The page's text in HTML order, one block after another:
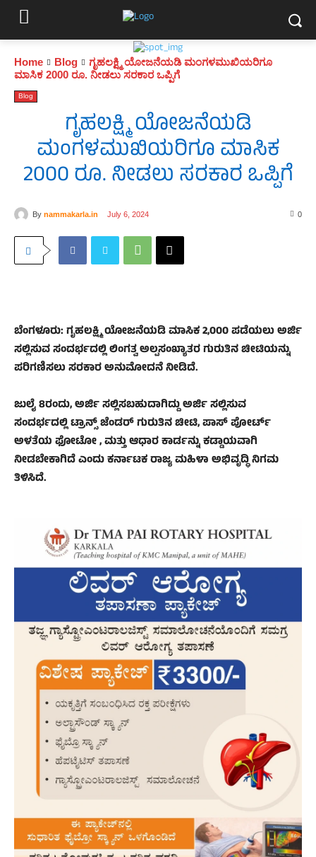
Home Blog
ಗೃಹಲಕ್ಷ್ಮಿ ಯೋಜನೆಯಡಿ ಮಂಗಳಮುಖಿಯರಿಗೂ
ಮಾಸಿಕ 2000 ರೂ. ನೀಡಲು ಸರಕಾರ ಒಪ್ಪಿಗೆ
Blog
ಗೃಹಲಕ್ಷ್ಮಿ ಯೋಜನೆಯಡಿ
ಮಂಗಳಮುಖಿಯರಿಗೂ ಮಾಸಿಕ
2000 ರೂ. ನೀಡಲು ಸರಕಾರ ಒಪ್ಪಿಗೆ
By nammakarla.in July 6, 2024 0
ಬೆಂಗಳೂರು: ಗೃಹಲಕ್ಷ್ಮಿ ಯೋಜನೆಯಡಿ ಮಾಸಿಕ 2,000 ಪಡೆಯಲು ಅರ್ಜಿ
ಸಲ್ಲಿಸುವ ಸಂದರ್ಭದಲ್ಲಿ ಲಿಂಗತ್ವ ಅಲ್ಪಸಂಖ್ಯಾತರ ಗುರುತಿನ ಚೀಟಿಯನ್ನು
ಪರಿಗಣಿಸಲು ಸರಕಾರ ಅನುಮೋದನೆ ನೀಡಿದೆ.
ಜುಲೈ 8ರಂದು, ಅರ್ಜಿ ಸಲ್ಲಿಸಬಹುದಾಗಿದ್ದು ಅರ್ಜಿ ಸಲ್ಲಿಸುವ
ಸಂದರ್ಭದಲ್ಲಿ ಟ್ರಾನ್ಸ್ ಜೆಂಡರ್ ಗುರುತಿನ ಚೀಟಿ, ಪಾಸ್ ಪೋರ್ಟ್
ಅಳತೆಯ ಫೋಟೋ , ಮತ್ತು ಆಧಾರ ಕಾರ್ಡನ್ನು ಕಡ್ಡಾಯವಾಗಿ
ನೀಡಬೇಕಾಗಿದೆ ಎಂದು ಕರ್ನಾಟಕ ರಾಜ್ಯ ಮಹಿಳಾ ಅಭಿವೃದ್ಧಿ ನಿಗಮ
ತಿಳಿಸಿದೆ.